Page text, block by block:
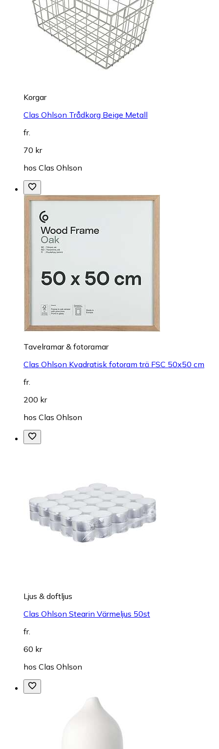
Korgar
Clas Ohlson Trådkorg Beige Metall
fr.
70 kr
hos Clas Ohlson
Tavelramar & fotoramar
Clas Ohlson Kvadratisk fotoram trä FSC 50x50 cm
fr.
200 kr
hos Clas Ohlson
Ljus & doftljus
Clas Ohlson Stearin Värmeljus 50st
fr.
60 kr
hos Clas Ohlson